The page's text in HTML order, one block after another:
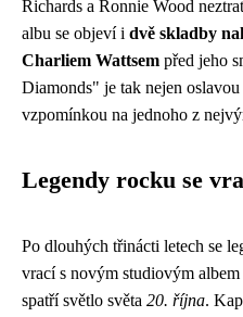
Richards a Ronnie Wood
albu se objeví i dvě skladby
Charliem Wattsem před jeho
Diamonds" je tak nejen
vzpomínkou na jednoho z
Legendy rocku se
Po dlouhých třinácti letech se
vrací s novým studiovým albem
spatří světlo světa 20. října.